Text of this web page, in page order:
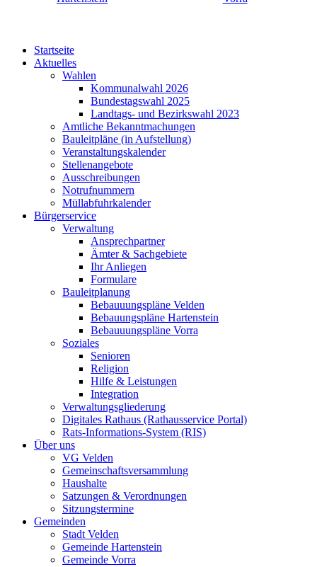
Startseite
Aktuelles
Wahlen
Kommunalwahl 2026
Bundestagswahl 2025
Landtags- und Bezirkswahl 2023
Amtliche Bekanntmachungen
Bauleitpläne (in Aufstellung)
Veranstaltungskalender
Stellenangebote
Ausschreibungen
Notrufnummern
Müllabfuhrkalender
Bürgerservice
Verwaltung
Ansprechpartner
Ämter & Sachgebiete
Ihr Anliegen
Formulare
Bauleitplanung
Bebauuungspläne Velden
Bebauungspläne Hartenstein
Bebauuungspläne Vorra
Soziales
Senioren
Religion
Hilfe & Leistungen
Integration
Verwaltungsgliederung
Digitales Rathaus (Rathausservice Portal)
Rats-Informations-System (RIS)
Über uns
VG Velden
Gemeinschaftsversammlung
Haushalte
Satzungen & Verordnungen
Sitzungstermine
Gemeinden
Stadt Velden
Gemeinde Hartenstein
Gemeinde Vorra